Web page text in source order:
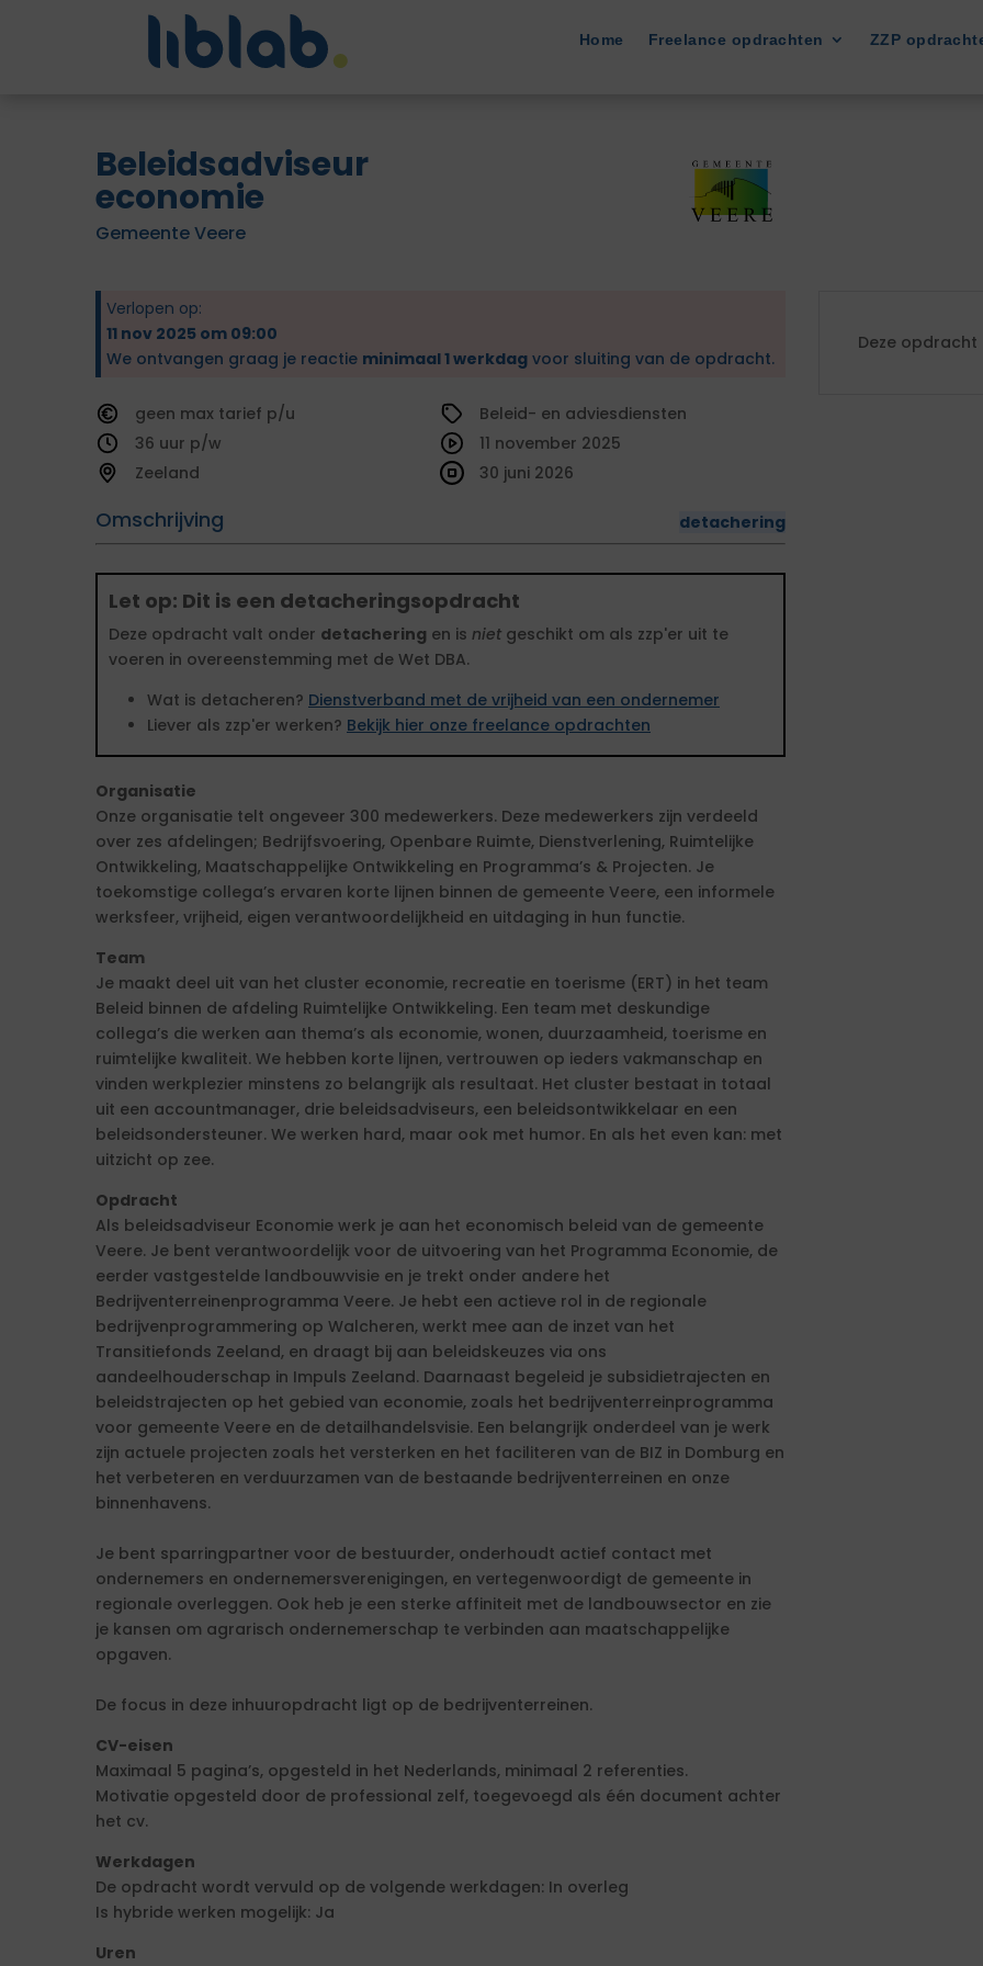
Home Freelance opdrachten ZZP
Beleidsadviseur
economie
Gemeente Veere
Verlopen op:
11 nov 2025 om 09:00
We ontvangen graag je reactie minimaal 1 werkdag voor sluiting van de opdracht.
geen
tarief
36
Zeeland
Beleid- en adviesdiensten
Omschrijving detachering
11 november 2025
30 juni 2026
Let op: Dit is een detacheringsopdracht
Deze opdracht valt onder detachering en is niet geschikt om als zzp'er uit te
voeren in overeenstemming met de Wet DBA.
Wat is detacheren? Dienstverband met de vrijheid van een ondernemer
Liever als zzp'er werken? Bekijk hier onze freelance opdrachten
Organisatie
Onze organisatie telt ongeveer 300 medewerkers. Deze medewerkers zijn verdeeld
over zes afdelingen; Bedrijfsvoering, Openbare Ruimte, Dienstverlening, Ruimtelijke
Ontwikkeling, Maatschappelijke Ontwikkeling en Programma’s & Projecten. Je
toekomstige collega’s ervaren korte lijnen binnen de gemeente Veere, een informele
werksfeer, vrijheid, eigen verantwoordelijkheid en uitdaging in hun functie.
Team
Je maakt deel uit van het cluster economie, recreatie en toerisme (ERT) in het team
Beleid binnen de afdeling Ruimtelijke Ontwikkeling. Een team met deskundige
collega’s die werken aan thema’s als economie, wonen, duurzaamheid, toerisme en
ruimtelijke kwaliteit. We hebben korte lijnen, vertrouwen op ieders vakmanschap en
vinden werkplezier minstens zo belangrijk als resultaat. Het cluster bestaat in totaal
uit een accountmanager, drie beleidsadviseurs, een beleidsontwikkelaar en een
beleidsondersteuner. We werken hard, maar ook met humor. En als het even kan: met
uitzicht op zee.
Opdracht
Als beleidsadviseur Economie werk je aan het economisch beleid van de gemeente
Veere. Je bent verantwoordelijk voor de uitvoering van het Programma Economie, de
eerder vastgestelde landbouwvisie en je trekt onder andere het
Bedrijventerreinenprogramma Veere. Je hebt een actieve rol in de regionale
bedrijvenprogrammering op Walcheren, werkt mee aan de inzet van het
Transitiefonds Zeeland, en draagt bij aan beleidskeuzes via ons
aandeelhouderschap in Impuls Zeeland. Daarnaast begeleid je subsidietrajecten en
beleidstrajecten op het gebied van economie, zoals het bedrijventerreinprogramma
voor gemeente Veere en de detailhandelsvisie. Een belangrijk onderdeel van je werk
zijn actuele projecten zoals het versterken en het faciliteren van de BIZ in Domburg en
het verbeteren en verduurzamen van de bestaande bedrijventerreinen en onze
binnenhavens.
Je bent sparringpartner voor de bestuurder, onderhoudt actief contact met
ondernemers en ondernemersverenigingen, en vertegenwoordigt de gemeente in
regionale overleggen. Ook heb je een sterke affiniteit met de landbouwsector en zie
je kansen om agrarisch ondernemerschap te verbinden aan maatschappelijke
opgaven.
De focus in deze inhuuropdracht ligt op de bedrijventerreinen.
CV-eisen
Maximaal 5 pagina’s, opgesteld in het Nederlands, minimaal 2 referenties.
Motivatie opgesteld door de professional zelf, toegevoegd als één document achter
het cv.
Werkdagen
De opdracht wordt vervuld op de volgende werkdagen: In overleg
Is hybride werken mogelijk: Ja
Uren
Deze opdracht